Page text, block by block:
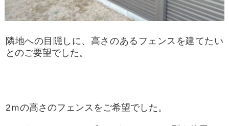
隣地への目隠しに、高さのあるフェンスを建てたい
とのご要望でした。
2ｍの高さのフェンスをご希望でした。